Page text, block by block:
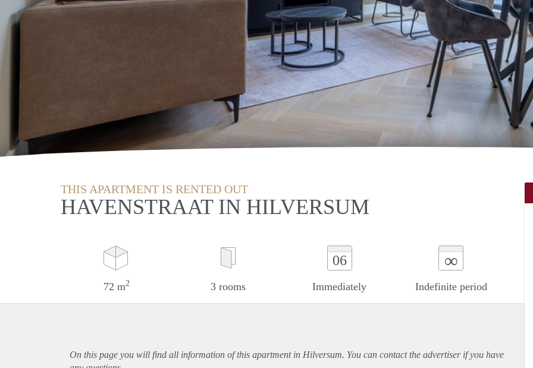
THIS APARTMENT IS RENTED OUT
HAVENSTRAAT IN HILVERSUM
72 m2 3 rooms
06
Immediately
∞
Indefinite period
On this page you will find all information of this apartmentin Hilversum. You can contact the advertiser if you have